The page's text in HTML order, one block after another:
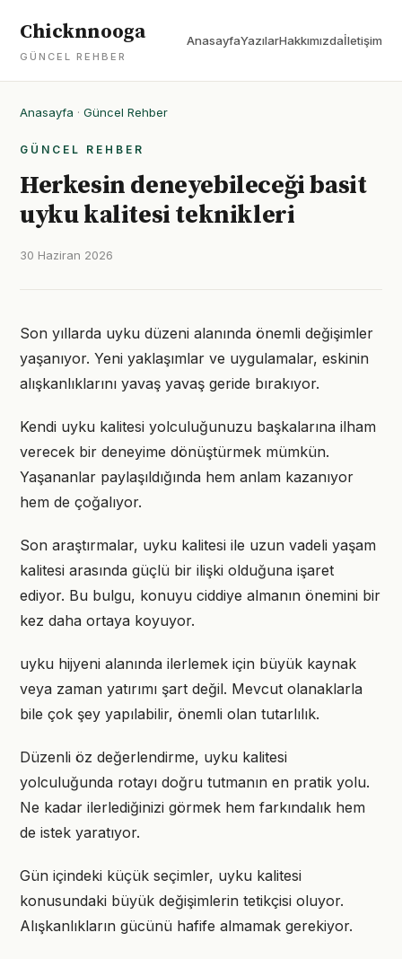
Chicknnooga
GÜNCEL REHBER
AnasayfaYazılarHakkımızdaİletişim
Anasayfa · Güncel Rehber
GÜNCEL REHBER
Herkesin deneyebileceği basit
uyku kalitesi teknikleri
30 Haziran 2026
Son yıllarda uyku düzeni alanında önemli değişimler
yaşanıyor. Yeni yaklaşımlar ve uygulamalar, eskinin
alışkanlıklarını yavaş yavaş geride bırakıyor.
Kendi uyku kalitesi yolculuğunuzu başkalarına ilham
verecek bir deneyime dönüştürmek mümkün.
Yaşananlar paylaşıldığında hem anlam kazanıyor
hem de çoğalıyor.
Son araştırmalar, uyku kalitesi ile uzun vadeli yaşam
kalitesi arasında güçlü bir ilişki olduğuna işaret
ediyor. Bu bulgu, konuyu ciddiye almanın önemini bir
kez daha ortaya koyuyor.
uyku hijyeni alanında ilerlemek için büyük kaynak
veya zaman yatırımı şart değil. Mevcut olanaklarla
bile çok şey yapılabilir, önemli olan tutarlılık.
Düzenli öz değerlendirme, uyku kalitesi
yolculuğunda rotayı doğru tutmanın en pratik yolu.
Ne kadar ilerlediğinizi görmek hem farkındalık hem
de istek yaratıyor.
Gün içindeki küçük seçimler, uyku kalitesi
konusundaki büyük değişimlerin tetikçisi oluyor.
Alışkanlıkların gücünü hafife almamak gerekiyor.